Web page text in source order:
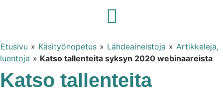
Askartelua,
pientä kivaa
Ideointi
Etusivu » Käsityönopetus » Lähdeaineistoja » Artikkeleja,
luentoja » Katso tallenteita syksyn 2020 webinaareista
Katso tallenteita